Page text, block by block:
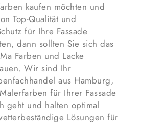
kaufen möchten und
Top-Qualität und
für Ihre Fassade
dann sollten Sie sich das
Farben und Lacke
Wir sind Ihr
aus Hamburg,
für Ihrer Fassade
geht und halten optimal
Lösungen für